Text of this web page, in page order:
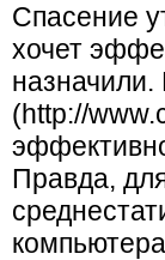
Спасение
хочет
назначили.
(http://
Правда,